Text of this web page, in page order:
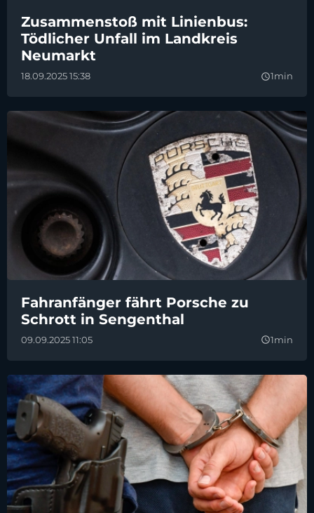
Zusammenstoß mit Linienbus:
Tödlicher Unfall im Landkreis
Neumarkt
18.09.2025 15:38 query_builder1min
Fahranfänger fährt Porsche zu
Schrott in Sengenthal
09.09.2025 11:05 query_builder1min